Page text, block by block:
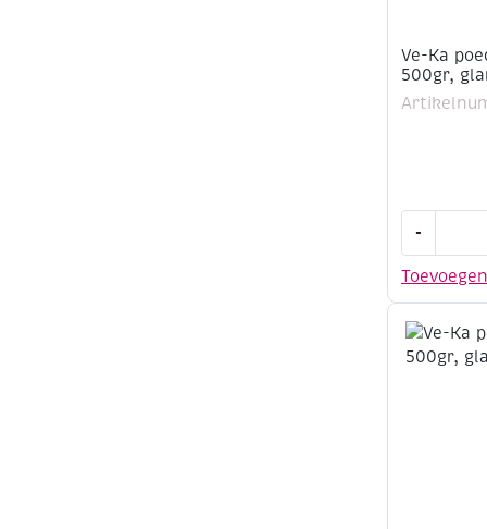
Ve-Ka
500gr,
Toevoegen
-
500gr,
glanzend,
gele